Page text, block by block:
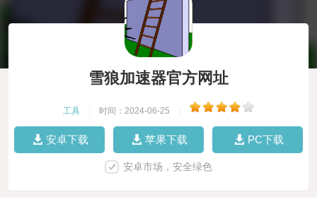
雪狼加速器官方网址
工具 时间：2024-06-25
安卓下载 苹果下载 PC下载
安卓市场，安全绿色